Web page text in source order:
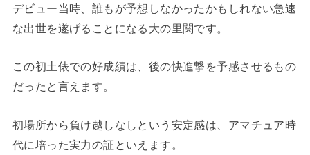
デビュー当時、誰もが予想しなかったかもしれない急速
な出世を遂げることになる大の里関です。
この初土俵での好成績は、後の快進撃を予感させるもの
だったと言えます。
初場所から負け越しなしという安定感は、アマチュア時
代に培った実力の証といえます。